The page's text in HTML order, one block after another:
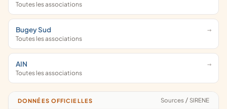
Toutes les associations
Bugey Sud
Toutes les associations
AIN
Toutes les associations
DONNÉES OFFICIELLES Sources / SIRENE